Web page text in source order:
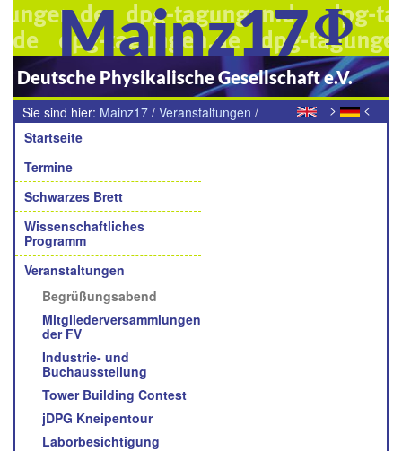
Mainz17
Deutsche Physikalische Gesellschaft e.V.
> <
Sie sind hier: Mainz17 / Veranstaltungen /
Begrüßungsabend
Navigation
Startseite
Termine
Schwarzes Brett
Wissenschaftliches
Programm
Veranstaltungen
Begrüßungsabend
Mitgliederversammlungen
der FV
Industrie- und
Buchausstellung
Tower Building Contest
jDPG Kneipentour
Laborbesichtigung